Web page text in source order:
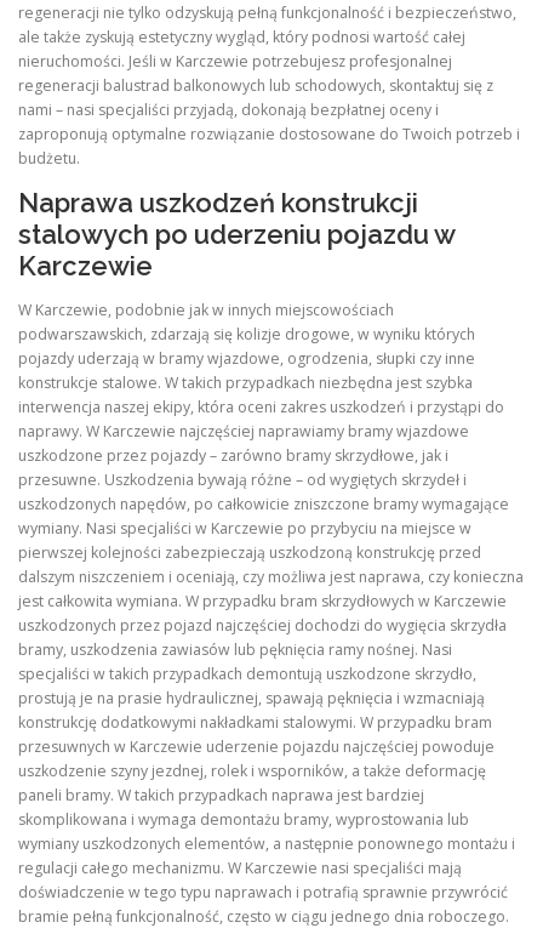
regeneracji nie tylko odzyskują pełną funkcjonalność i bezpieczeństwo,
ale także zyskują estetyczny wygląd, który podnosi wartość całej
nieruchomości. Jeśli w Karczewie potrzebujesz profesjonalnej
regeneracji balustrad balkonowych lub schodowych, skontaktuj się z
nami – nasi specjaliści przyjadą, dokonają bezpłatnej oceny i
zaproponują optymalne rozwiązanie dostosowane do Twoich potrzeb i
budżetu.
Naprawa uszkodzeń konstrukcji
stalowych po uderzeniu pojazdu w
Karczewie
W Karczewie, podobnie jak w innych miejscowościach
podwarszawskich, zdarzają się kolizje drogowe, w wyniku których
pojazdy uderzają w bramy wjazdowe, ogrodzenia, słupki czy inne
konstrukcje stalowe. W takich przypadkach niezbędna jest szybka
interwencja naszej ekipy, która oceni zakres uszkodzeń i przystąpi do
naprawy. W Karczewie najczęściej naprawiamy bramy wjazdowe
uszkodzone przez pojazdy – zarówno bramy skrzydłowe, jak i
przesuwne. Uszkodzenia bywają różne – od wygiętych skrzydeł i
uszkodzonych napędów, po całkowicie zniszczone bramy wymagające
wymiany. Nasi specjaliści w Karczewie po przybyciu na miejsce w
pierwszej kolejności zabezpieczają uszkodzoną konstrukcję przed
dalszym niszczeniem i oceniają, czy możliwa jest naprawa, czy konieczna
jest całkowita wymiana. W przypadku bram skrzydłowych w Karczewie
uszkodzonych przez pojazd najczęściej dochodzi do wygięcia skrzydła
bramy, uszkodzenia zawiasów lub pęknięcia ramy nośnej. Nasi
specjaliści w takich przypadkach demontują uszkodzone skrzydło,
prostują je na prasie hydraulicznej, spawają pęknięcia i wzmacniają
konstrukcję dodatkowymi nakładkami stalowymi. W przypadku bram
przesuwnych w Karczewie uderzenie pojazdu najczęściej powoduje
uszkodzenie szyny jezdnej, rolek i wsporników, a także deformację
paneli bramy. W takich przypadkach naprawa jest bardziej
skomplikowana i wymaga demontażu bramy, wyprostowania lub
wymiany uszkodzonych elementów, a następnie ponownego montażu i
regulacji całego mechanizmu. W Karczewie nasi specjaliści mają
doświadczenie w tego typu naprawach i potrafią sprawnie przywrócić
bramie pełną funkcjonalność, często w ciągu jednego dnia roboczego.